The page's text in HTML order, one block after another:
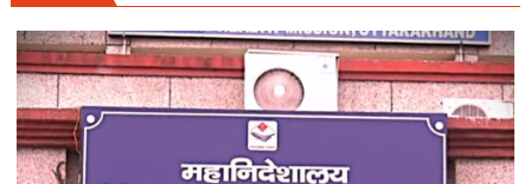
पटाखा
फैक्ट्री
में
बिखर
जिंदगियां,